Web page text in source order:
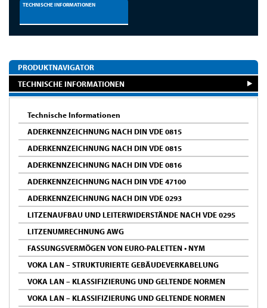
TECHNISCHE INFORMATIONEN
PRODUKTNAVIGATOR
TECHNISCHE INFORMATIONEN
Technische Informationen
ADERKENNZEICHNUNG NACH DIN VDE 0815
ADERKENNZEICHNUNG NACH DIN VDE 0815
ADERKENNZEICHNUNG NACH DIN VDE 0816
ADERKENNZEICHNUNG NACH DIN VDE 47100
ADERKENNZEICHNUNG NACH DIN VDE 0293
LITZENAUFBAU UND LEITERWIDERSTÄNDE NACH VDE 0295
LITZENUMRECHNUNG AWG
FASSUNGSVERMÖGEN VON EURO-PALETTEN • NYM
VOKA LAN – STRUKTURIERTE GEBÄUDEVERKABELUNG
VOKA LAN – KLASSIFIZIERUNG UND GELTENDE NORMEN
VOKA LAN – KLASSIFIZIERUNG UND GELTENDE NORMEN